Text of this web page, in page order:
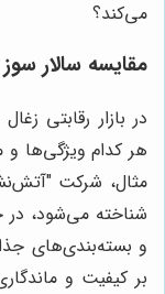
می‌کند؟
مقایسه سالار
در بازار رقابتی
هر کدام ویژگی‌ها و
مثال، شرکت
شناخته می‌شود،
و بسته‌بندی‌های
بر کیفیت و